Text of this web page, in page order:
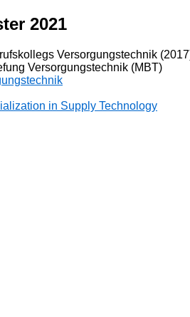
2021
Versorgungstechnik
Versorgungstechnik (MBT)
in Supply Technology